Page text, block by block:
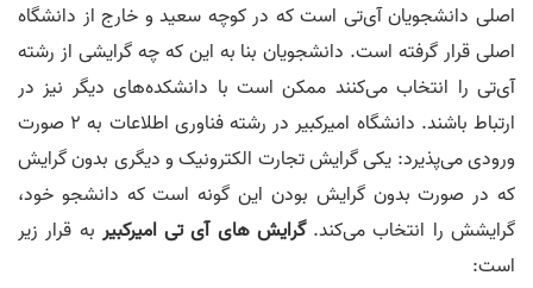
اصلی دانشجویان آی‌تی است که در کوچه سعید و خارج از دانشگاه
اصلی قرار گرفته است. دانشجویان بنا به این که چه گرایشی از رشته
آی‌تی را انتخاب می‌کنند ممکن است با دانشکده‌‌های دیگر نیز در
ارتباط باشند. دانشگاه امیرکبیر در رشته فناوری اطلاعات به 2 صورت
ورودی می‌پذیرد: یکی گرایش تجارت الکترونیک و دیگری بدون گرایش
که در صورت بدون گرایش بودن این گونه است که دانشجو خود،
گرایشش را انتخاب می‌کند.گرایش های آی تی امیرکبیر به قرار زیر
است: